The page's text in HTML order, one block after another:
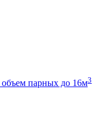
объем парных до 16м3